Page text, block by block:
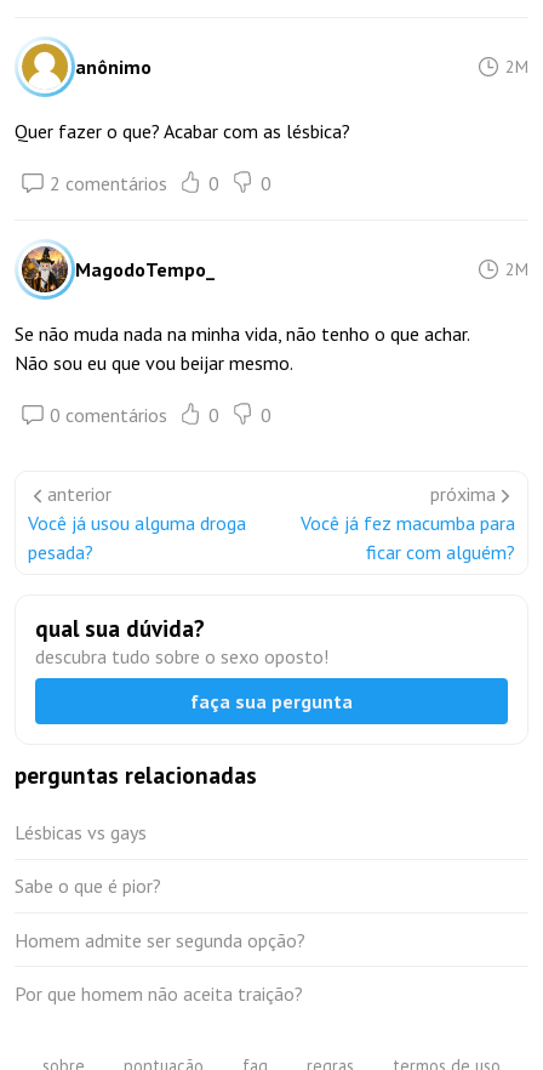
anônimo 2M
Quer fazer o que? Acabar com as lésbica?
2 comentários 0 0
MagodoTempo_ 2M
Se não muda nada na minha vida, não tenho o que achar.
Não sou eu que vou beijar mesmo.
0 comentários 0 0
anterior
Você já usou alguma droga
pesada?
próxima
Você já fez macumba para
ficar com alguém?
qual sua dúvida?
descubra tudo sobre o sexo oposto!
faça sua pergunta
perguntas relacionadas
Lésbicas vs gays
Sabe o que é pior?
Homem admite ser segunda opção?
Por que homem não aceita traição?
sobre pontuação faq regras termos de uso